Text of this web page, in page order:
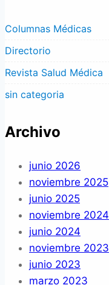
Columnas Médicas
Directorio
Revista Salud Médica
sin categoria
Archivo
junio 2026
noviembre 2025
junio 2025
noviembre 2024
junio 2024
noviembre 2023
junio 2023
marzo 2023